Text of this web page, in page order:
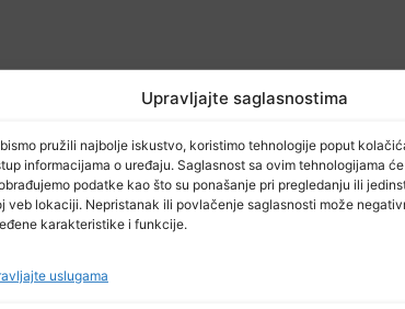
Upravljajte saglasnostima
pružili najbolje iskustvo, koristimo tehnologije poput
informacijama o uređaju. Saglasnost sa ovim tehnologijama
podatke kao što su ponašanje pri pregledanju ili
veb lokaciji. Nepristanak ili povlačenje saglasnosti može
karakteristike i funkcije.
uslugama